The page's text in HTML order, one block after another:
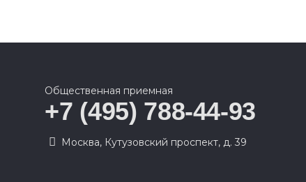
Общественная приемная
+7 (495) 788-44-93
Москва, Кутузовский проспект, д. 39